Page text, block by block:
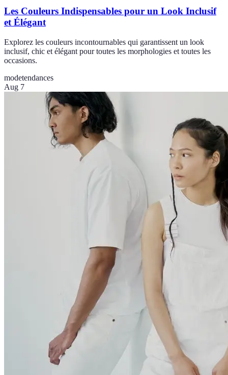
Les Couleurs Indispensables pour un Look Inclusif
et Élégant
Explorez les couleurs incontournables qui garantissent un look
inclusif, chic et élégant pour toutes les morphologies et toutes les
occasions.
modetendances
Aug 7